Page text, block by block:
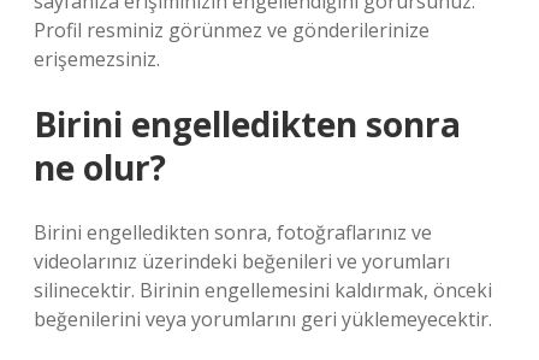
Profil resminiz görünmez ve gönderilerinize
erişemezsiniz.
Birini engelledikten sonra
ne olur?
Birini engelledikten sonra, fotoğraflarınız ve
videolarınız üzerindeki beğenileri ve yorumları
silinecektir. Birinin engellemesini kaldırmak, önceki
beğenilerini veya yorumlarını geri yüklemeyecektir.